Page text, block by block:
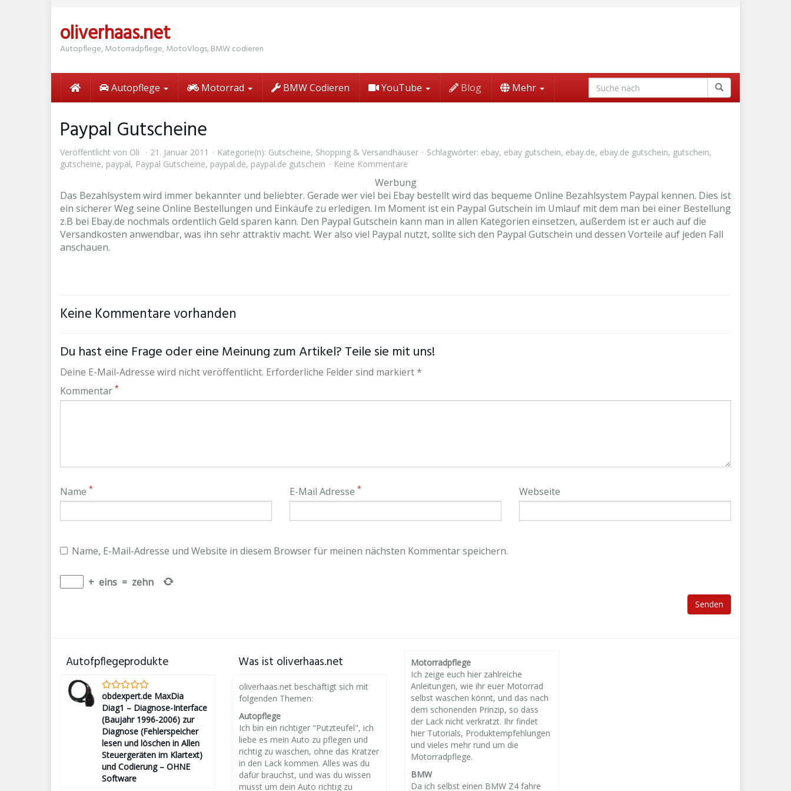
oliverhaas.net
Autopflege, Motorradpflege, MotoVlogs, BMW codieren
Autopflege Motorrad BMW Codieren YouTube Blog Mehr
Paypal Gutscheine
Veröffentlicht von Oli 21. Januar 2011 Kategorie(n): Gutscheine, Shopping & Versandhäuser Schlagwörter: ebay, ebay gutschein, ebay.de, ebay.de gutschein, gutschein,
gutscheine, paypal, Paypal Gutscheine, paypal.de, paypal.de gutschein Keine Kommentare
Werbung
Das Bezahlsystem wird immer bekannter und beliebter. Gerade wer viel bei Ebay bestellt wird das bequeme Online Bezahlsystem Paypal kennen. Dies ist
ein sicherer Weg seine Online Bestellungen und Einkäufe zu erledigen. Im Moment ist ein Paypal Gutschein im Umlauf mit dem man bei einer Bestellung
z.B bei Ebay.de nochmals ordentlich Geld sparen kann. Den Paypal Gutschein kann man in allen Kategorien einsetzen, außerdem ist er auch auf die
Versandkosten anwendbar, was ihn sehr attraktiv macht. Wer also viel Paypal nutzt, sollte sich den Paypal Gutschein und dessen Vorteile auf jeden Fall
anschauen.
Keine Kommentare vorhanden
Du hast eine Frage oder eine Meinung zum Artikel? Teile sie mit uns!
Deine E-Mail-Adresse wird nicht veröffentlicht. Erforderliche Felder sind markiert *
Kommentar *
Name * E-Mail Adresse * Webseite
Name, E-Mail-Adresse und Website in diesem Browser für meinen nächsten Kommentar speichern.
+ eins = zehn
Autofpflegeprodukte
obdexpert.de MaxDia
Diag1 – Diagnose-Interface
(Baujahr 1996-2006) zur
Diagnose (Fehlerspeicher
lesen und löschen in Allen
Steuergeräten im Klartext)
und Codierung – OHNE
Software
Was ist oliverhaas.net
oliverhaas.net beschäftigt sich mit
folgenden Themen:
Autopflege
Ich bin ein richtiger "Putzteufel", ich
liebe es mein Auto zu pflegen und
richtig zu waschen, ohne das Kratzer
in den Lack kommen. Alles was du
dafür brauchst, und was du wissen
musst um dein Auto richtig zu
Motorradpflege
Ich zeige euch hier zahlreiche
Anleitungen, wie ihr euer Motorrad
selbst waschen könnt, und das nach
dem schonenden Prinzip, so dass
der Lack nicht verkratzt. Ihr findet
hier Tutorials, Produktempfehlungen
und vieles mehr rund um die
Motorradpflege.
BMW
Da ich selbst einen BMW Z4 fahre